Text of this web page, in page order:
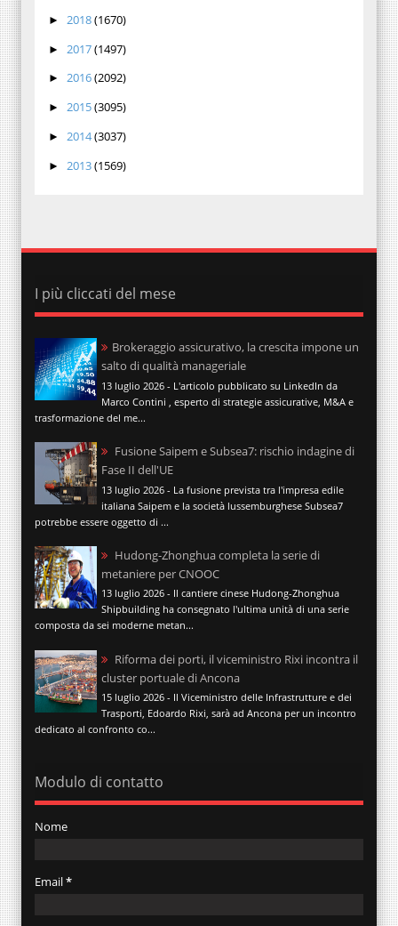
► 2018(1670)
► 2017(1497)
► 2016(2092)
► 2015(3095)
► 2014(3037)
► 2013(1569)
I più cliccati del mese
Brokeraggio assicurativo, la crescita impone un
salto di qualità manageriale
13 luglio 2026 - L'articolo pubblicato su LinkedIn da
Marco Contini , esperto di strategie assicurative, M&A e
trasformazione del me...
Fusione Saipem e Subsea7: rischio indagine di
Fase II dell'UE
13 luglio 2026 - La fusione prevista tra l'impresa edile
italiana Saipem e la società lussemburghese Subsea7
potrebbe essere oggetto di ...
Hudong-Zhonghua completa la serie di
metaniere per CNOOC
13 luglio 2026 - Il cantiere cinese Hudong-Zhonghua
Shipbuilding ha consegnato l'ultima unità di una serie
composta da sei moderne metan...
Riforma dei porti, il viceministro Rixi incontra il
cluster portuale di Ancona
15 luglio 2026 - Il Viceministro delle Infrastrutture e dei
Trasporti, Edoardo Rixi, sarà ad Ancona per un incontro
dedicato al confronto co...
Modulo di contatto
Nome
Email*